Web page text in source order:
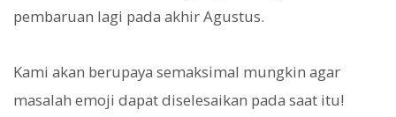
pembaruan lagi pada akhir Agustus.
Kami akan berupaya semaksimal mungkin agar
masalah emoji dapat diselesaikan pada saat itu!